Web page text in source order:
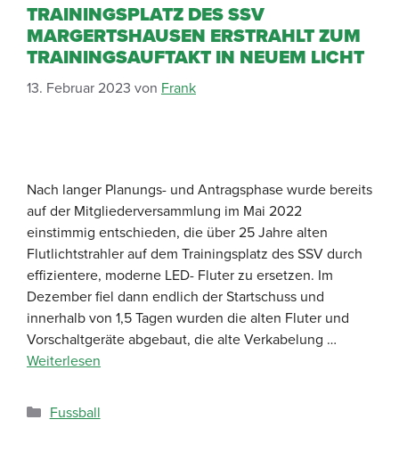
TRAININGSPLATZ DES SSV
MARGERTSHAUSEN ERSTRAHLT ZUM
TRAININGSAUFTAKT IN NEUEM LICHT
13. Februar 2023 von Frank
Nach langer Planungs- und Antragsphase wurde bereits
auf der Mitgliederversammlung im Mai 2022
einstimmig entschieden, die über 25 Jahre alten
Flutlichtstrahler auf dem Trainingsplatz des SSV durch
effizientere, moderne LED- Fluter zu ersetzen. Im
Dezember fiel dann endlich der Startschuss und
innerhalb von 1,5 Tagen wurden die alten Fluter und
Vorschaltgeräte abgebaut, die alte Verkabelung …
Weiterlesen
Fussball